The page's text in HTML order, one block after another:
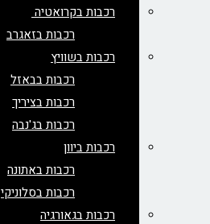
רכבות בקרואטיה
רכבות בזאגרב
רכבות בשוויץ
רכבות בבאזל
רכבות בציריך
רכבות בג'נבה
רכבות ביוון
רכבות באתונה
רכבות בסלוניקי
רכבות בגאורגיה